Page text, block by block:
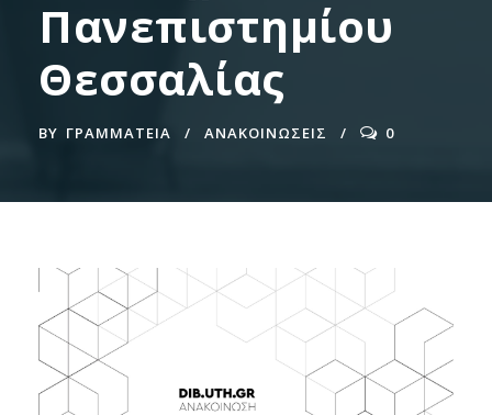
Πανεπιστημίου
Θεσσαλίας
BY ΓΡΑΜΜΑΤΕΊΑ ΑΝΑΚΟΙΝΩΣΕΙΣ 0